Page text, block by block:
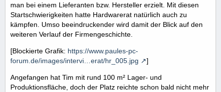
man bei einem Lieferanten bzw. Hersteller erzielt. Mit diesen
Startschwierigkeiten hatte Hardwarerat natürlich auch zu
kämpfen. Umso beeindruckender wird damit der Blick auf den
weiteren Verlauf der Firmengeschichte.
[Blockierte Grafik: https://www.paules-pc-
forum.de/images/intervi…erat/hr_005.jpg
]
Angefangen hat Tim mit rund 100 m² Lager- und
Produktionsfläche, doch der Platz reichte schon bald nicht mehr